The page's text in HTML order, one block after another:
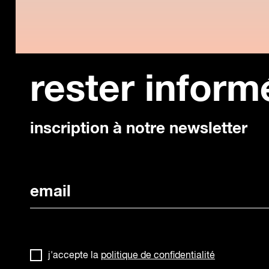
rester
inscription à notre newsletter
j'accepte la politique de confidentialité